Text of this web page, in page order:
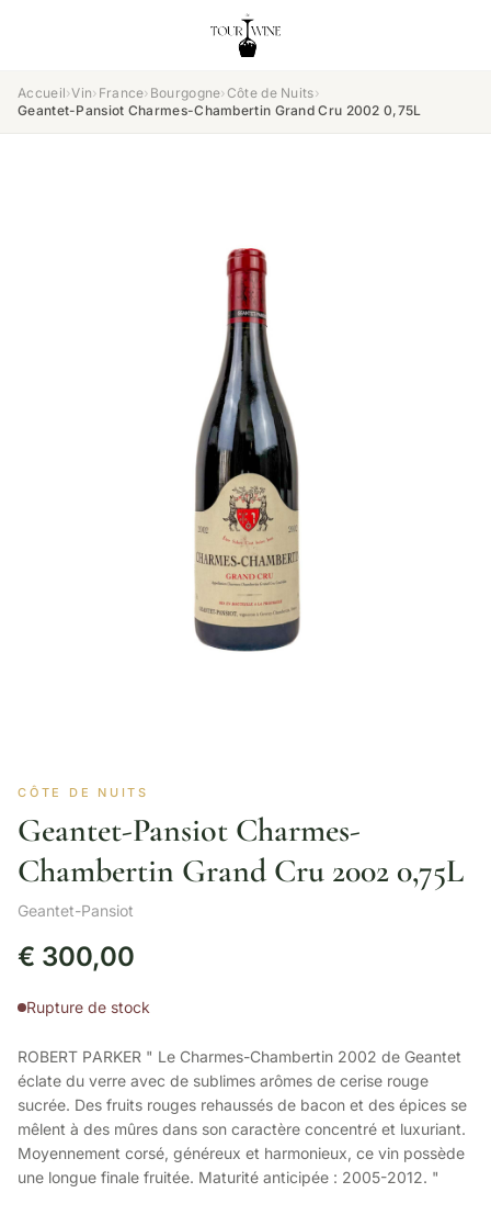
Accueil›Vin› France› Bourgogne›Côte de Nuits›
Geantet-Pansiot Charmes-Chambertin Grand Cru 2002 0,75L
CÔTE DE NUITS
Geantet-Pansiot Charmes-
Chambertin Grand Cru 2002 0,75L
Geantet-Pansiot
€ 300,00
Rupture de stock
ROBERT PARKER " Le Charmes-Chambertin 2002 de Geantet
éclate du verre avec de sublimes arômes de cerise rouge
sucrée. Des fruits rouges rehaussés de bacon et des épices se
mêlent à des mûres dans son caractère concentré et luxuriant.
Moyennement corsé, généreux et harmonieux, ce vin possède
une longue finale fruitée. Maturité anticipée : 2005-2012. "